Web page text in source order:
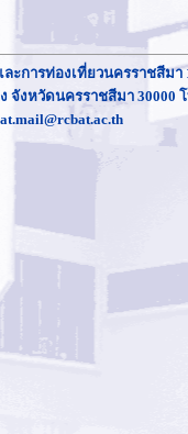
ะการท่องเที่ยวนครราชสีมา
จังหวัดนครราชสีมา 30000